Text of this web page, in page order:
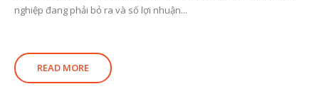
nghiệp đang phải bỏ ra và số lợi nhuận...
READ MORE